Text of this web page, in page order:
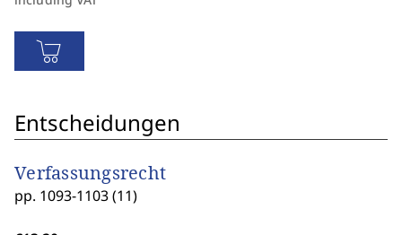
Entscheidungen
Verfassungsrecht
pp. 1093-1103 (11)